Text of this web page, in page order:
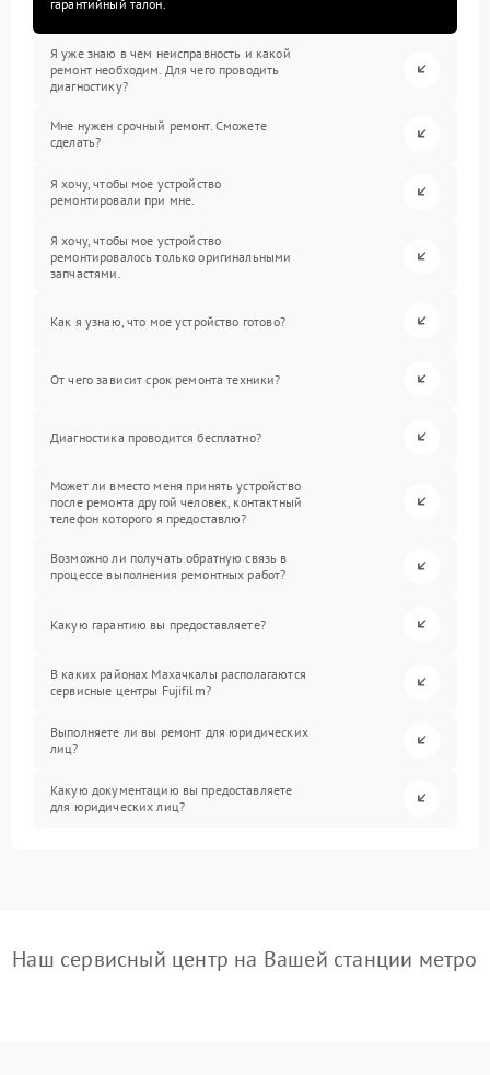
гарантийный талон.
Я уже знаю в чем неисправность и какой
ремонт необходим. Для чего проводить
диагностику?
Мне нужен срочный ремонт. Сможете
сделать?
Я хочу, чтобы мое устройство
ремонтировали при мне.
Я хочу, чтобы мое устройство
ремонтировалось только оригинальными
запчастями.
Как я узнаю, что мое устройство готово?
От чего зависит срок ремонта техники?
Диагностика проводится бесплатно?
Может ли вместо меня принять устройство
после ремонта другой человек, контактный
телефон которого я предоставлю?
Возможно ли получать обратную связь в
процессе выполнения ремонтных работ?
Какую гарантию вы предоставляете?
В каких районах Махачкалы располагаются
сервисные центры Fujifilm?
Выполняете ли вы ремонт для юридических
лиц?
Какую документацию вы предоставляете
для юридических лиц?
Наш сервисный центр на Вашей станции метро